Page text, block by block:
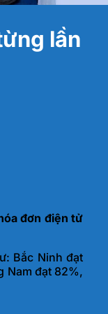
lần
đơn điện tử
Bắc Ninh đạt
Nam đạt 82%,